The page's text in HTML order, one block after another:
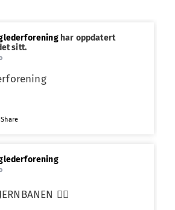
har oppdatert
sitt.
Share
❤️‍🔥